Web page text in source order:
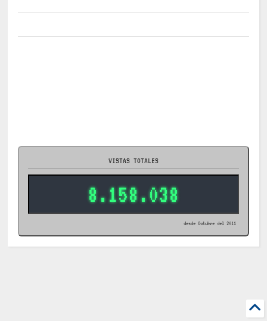
VISTAS TOTALES
8.158.038
desde Octubre del 2011